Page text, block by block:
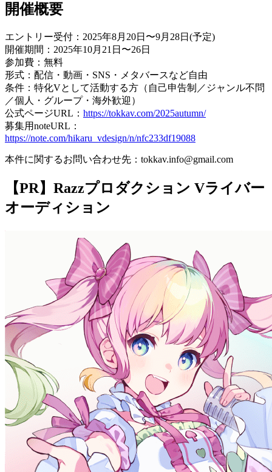
開催概要
エントリー受付：2025年8月20日〜9月28日(予定)
開催期間：2025年10月21日〜26日
参加費：無料
形式：配信・動画・SNS・メタバースなど自由
条件：特化Vとして活動する方（自己申告制／ジャンル不問
／個人・グループ・海外歓迎）
公式ページURL： https://tokkav.com/2025autumn/
募集用noteURL：
https://note.com/hikaru_vdesign/n/nfc233df19088
本件に関するお問い合わせ先：tokkav.info@gmail.com
【PR】Razzプロダクション Vライバー
オーディション